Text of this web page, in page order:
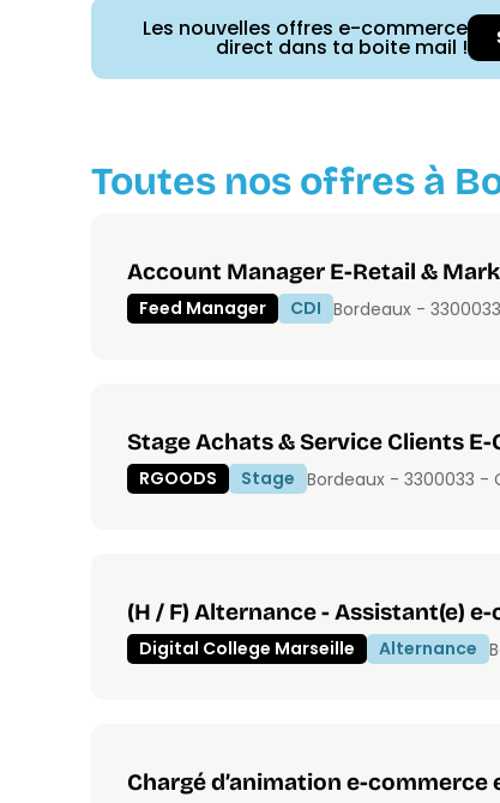
Les nouvelles offres e-commerce
direct dans ta boite mail !
Toutes nos offres à
Account Manager E-Retail &
Feed Manager CDI Bordeaux - 33000
Stage Achats & Service Clients
RGOODS Stage Bordeaux - 3300033 -
(H / F) Alternance - Assistant(e)
Digital College Marseille Alternance
Chargé d’animation e-